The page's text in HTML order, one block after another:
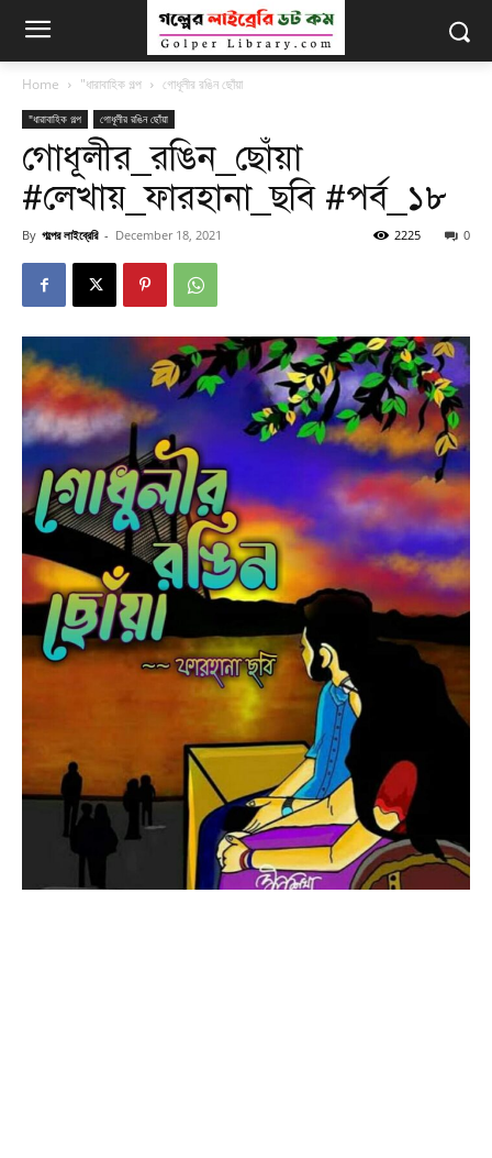
Home "ধারাবাহিক গল্প গোধূলীর রঙিন ছোঁয়া
"ধারাবাহিক গল্প গোধূলীর রঙিন ছোঁয়া
গোধূলীর_রঙিন_ছোঁয়া
#লেখায়_ফারহানা_ছবি #পর্ব_১৮
By গল্পের লাইব্রেরি - December 18, 2021 0
2225